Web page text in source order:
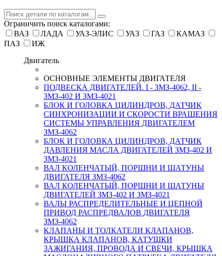
Ограничить поиск каталогами:
ВАЗ
ЛАДА УАЗ-ЭЛИС УАЗ ГАЗ
КАМАЗ
ПАЗ
ИЖ
Двигатель
ОСНОВНЫЕ ЭЛЕМЕНТЫ ДВИГАТЕЛЯ
ПОДВЕСКА ДВИГАТЕЛЕЙ. I - ЗМЗ-4062, II -
ЗМЗ-402 И ЗМЗ-4021
БЛОК И ГОЛОВКА ЦИЛИНДРОВ, ДАТЧИК
СИНХРОНИЗАЦИИ И СКОРОСТИ ВРАЩЕНИЯ
СИСТЕМЫ УПРАВЛЕНИЯ ДВИГАТЕЛЕМ
ЗМЗ-4062
БЛОК И ГОЛОВКА ЦИЛИНДРОВ, ДАТЧИК
ДАВЛЕНИЯ МАСЛА ДВИГАТЕЛЕЙ ЗМЗ-402 И
ЗМЗ-4021
ВАЛ КОЛЕНЧАТЫЙ, ПОРШНИ И ШАТУНЫ
ДВИГАТЕЛЯ ЗМЗ-4062
ВАЛ КОЛЕНЧАТЫЙ, ПОРШНИ И ШАТУНЫ
ДВИГАТЕЛЕЙ ЗМЗ-402 И ЗМЗ-4021
ВАЛЫ РАСПРЕДЕЛИТЕЛЬНЫЕ И ЦЕПНОЙ
ПРИВОД РАСПРЕДВАЛОВ ДВИГАТЕЛЯ
ЗМЗ-4062
КЛАПАНЫ И ТОЛКАТЕЛИ КЛАПАНОВ,
КРЫШКА КЛАПАНОВ, КАТУШКИ
ЗАЖИГАНИЯ, ПРОВОДА И СВЕЧИ, КРЫШКА